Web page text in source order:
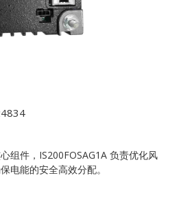
组件，IS200FOSAG1A 负责优化风
电能的安全高效分配。